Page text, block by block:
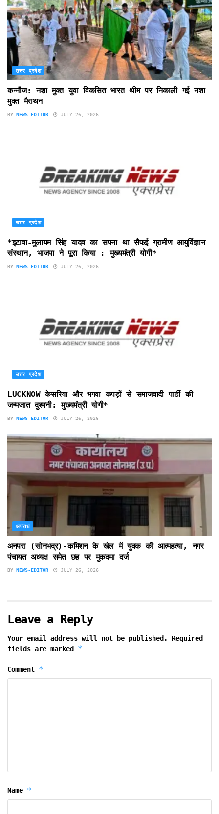
उत्तर प्रदेश
कन्नौज: नशा मुक्त युवा विकसित भारत थीम पर निकाली गई नशा
मुक्त मैराथन
BY NEWS-EDITOR JULY 26, 2026
उत्तर प्रदेश
*इटावा-मुलायम सिंह यादव का सपना था सैफई ग्रामीण आयुर्विज्ञान
संस्थान, भाजपा ने पूरा किया : मुख्यमंत्री योगी*
BY NEWS-EDITOR JULY 26, 2026
उत्तर प्रदेश
LUCKNOW-केसरिया और भगवा कपड़ों से समाजवादी पार्टी की
जन्मजात दुश्मनी: मुख्यमंत्री योगी*
BY NEWS-EDITOR JULY 26, 2026
अपराध
अनपरा (सोनभद्र)-कमिशन के खेल में युवक की आत्महत्या, नगर
पंचायत अध्यक्ष समेत छह पर मुकदमा दर्ज
BY NEWS-EDITOR JULY 26, 2026
Leave a Reply
Your email address will not be published.
Required
fields are marked *
Comment *
Name *